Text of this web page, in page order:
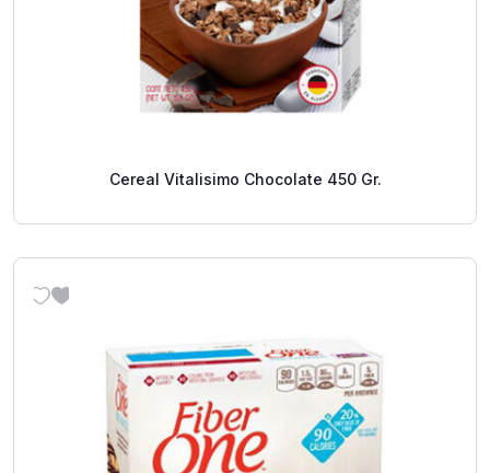
Cereal Vitalisimo Chocolate 450 Gr.